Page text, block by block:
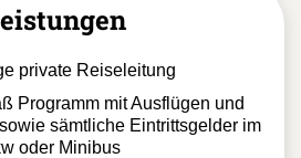
private Reiseleitung
Programm mit Ausflügen und
sämtliche Eintrittsgelder im
oder Minibus